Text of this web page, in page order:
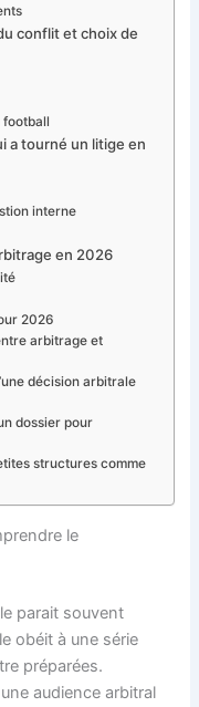
conflit et choix de
football
a tourné un litige en
interne
en 2026
2026
arbitrage et
décision arbitrale
dossier pour
structures comme
le
parait souvent
obéit à une série
préparées.
audience arbitral